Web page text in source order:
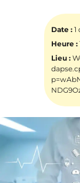
Date : 1
Heure :
Lieu :